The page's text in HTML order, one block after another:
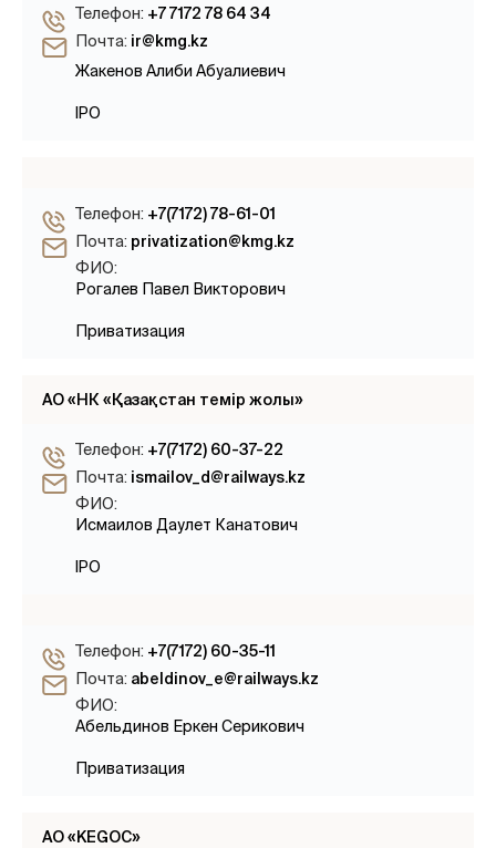
Телефон: +7 7172 78 64 34
Почта: ir@kmg.kz
Жакенов Алиби Абуалиевич
IPO
Телефон: +7(7172) 78-61-01
Почта: privatization@kmg.kz
ФИО:
Рогалев Павел Викторович
Приватизация
АО «НК «Қазақстан темір жолы»
Телефон: +7(7172) 60-37-22
Почта: ismailov_d@railways.kz
ФИО:
Исмаилов Даулет Канатович
IPO
Телефон: +7(7172) 60-35-11
Почта: abeldinov_e@railways.kz
ФИО:
Абельдинов Еркен Серикович
Приватизация
АО «KEGOC»